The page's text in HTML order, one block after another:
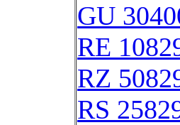
GU
RE
RZ
RS